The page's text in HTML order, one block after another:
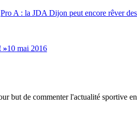
Pro A : la JDA Dijon peut encore rêver
»10 mai 2016
but de commenter l'actualité sportive